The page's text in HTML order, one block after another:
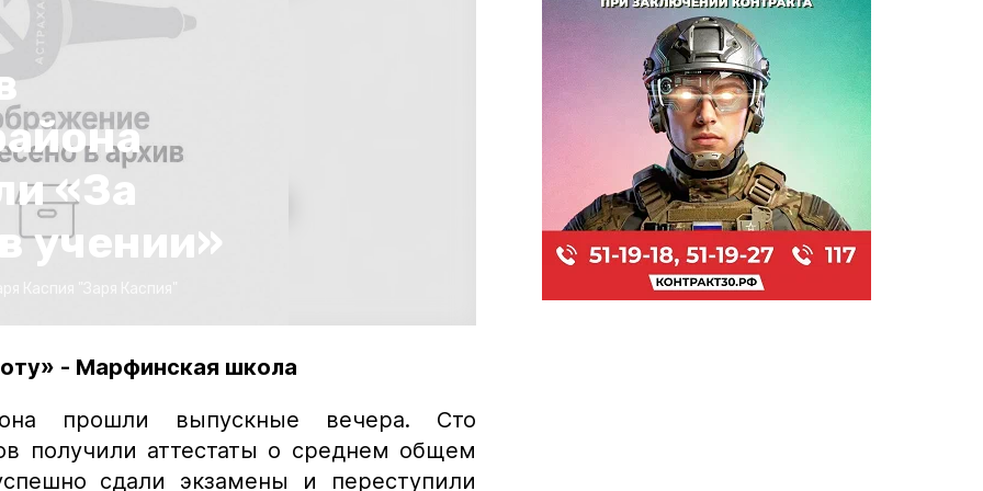
«За
учении»
- Марфинская школа
прошли выпускные вечера. Сто
получили аттестаты о среднем общем
сдали экзамены и переступили